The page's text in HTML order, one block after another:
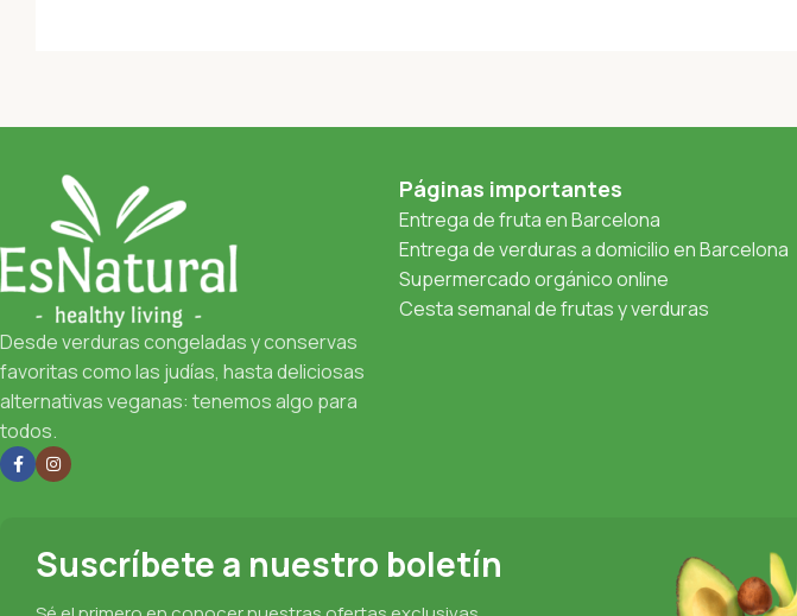
Desde verduras congeladas y conservas
favoritas como las judías, hasta deliciosas
alternativas veganas: tenemos algo para
todos.
Páginas importantes
Entrega de fruta en Barcelona
Entrega de verduras a domicilio en Barcelona
Supermercado orgánico online
Cesta semanal de frutas y verduras
Suscríbete a nuestro boletín